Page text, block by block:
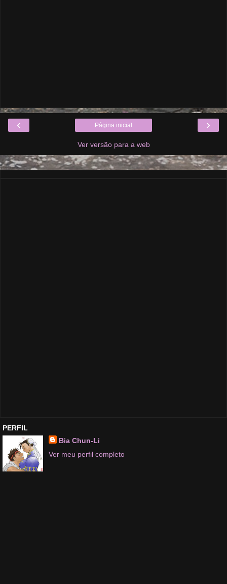
‹ ›
Página inicial
Ver versão para a web
PERFIL
Bia Chun-Li
Ver meu perfil completo